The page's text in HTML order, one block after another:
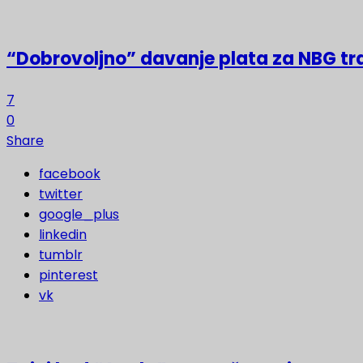
“Dobrovoljno” davanje plata za NBG
7
0
Share
facebook
twitter
google_plus
linkedin
tumblr
pinterest
vk